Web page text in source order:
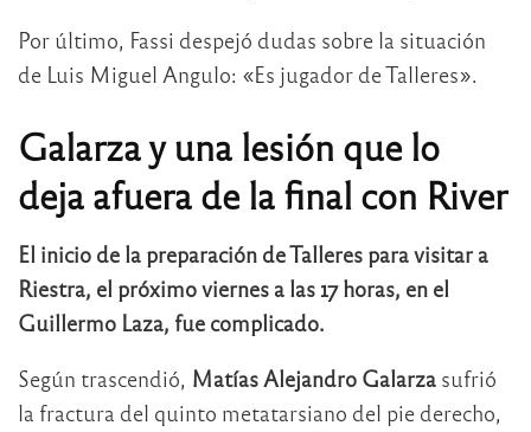
Por último, Fassi despejó dudas sobre la situación
de Luis Miguel Angulo: «Es jugador de Talleres».
Galarza y una lesión que lo
deja afuera de la final con River
El inicio de la preparación de Talleres para visitar a
Riestra, el próximo viernes a las 17 horas, en el
Guillermo Laza, fue complicado.
Según trascendió, Matías Alejandro Galarza sufrió
la fractura del quinto metatarsiano del pie derecho,